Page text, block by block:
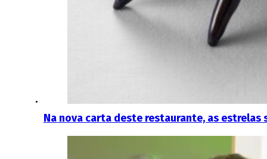
Na nova carta deste restaurante, as estrelas